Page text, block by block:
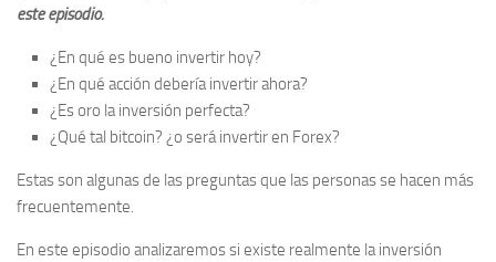
este episodio.
¿En qué es bueno invertir hoy?
¿En qué acción debería invertir ahora?
¿Es oro la inversión perfecta?
¿Qué tal bitcoin? ¿o será invertir en Forex?
Estas son algunas de las preguntas que las personas se hacen más
frecuentemente.
En este episodio analizaremos si existe realmente la inversión